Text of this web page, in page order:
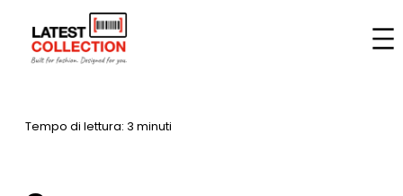
contenuto
Casa– Marche–
Tempo di lettura: 3 minuti